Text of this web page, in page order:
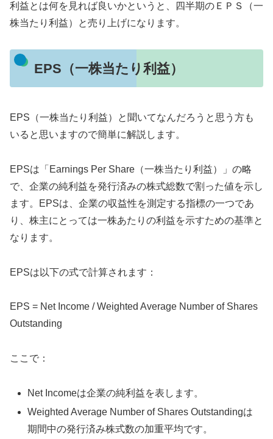
利益とは何を見れば良いかというと、四半期のＥＰＳ（一
株当たり利益）と売り上げになります。
EPS（一株当たり利益）
EPS（一株当たり利益）と聞いてなんだろうと思う方も
いると思いますので簡単に解説します。
EPSは「Earnings Per Share（一株当たり利益）」の略
で、企業の純利益を発行済みの株式総数で割った値を示し
ます。EPSは、企業の収益性を測定する指標の一つであ
り、株主にとっては一株あたりの利益を示すための基準と
なります。
EPSは以下の式で計算されます：
EPS = Net Income / Weighted Average Number of Shares
Outstanding
ここで：
Net Incomeは企業の純利益を表します。
Weighted Average Number of Shares Outstandingは
期間中の発行済み株式数の加重平均です。